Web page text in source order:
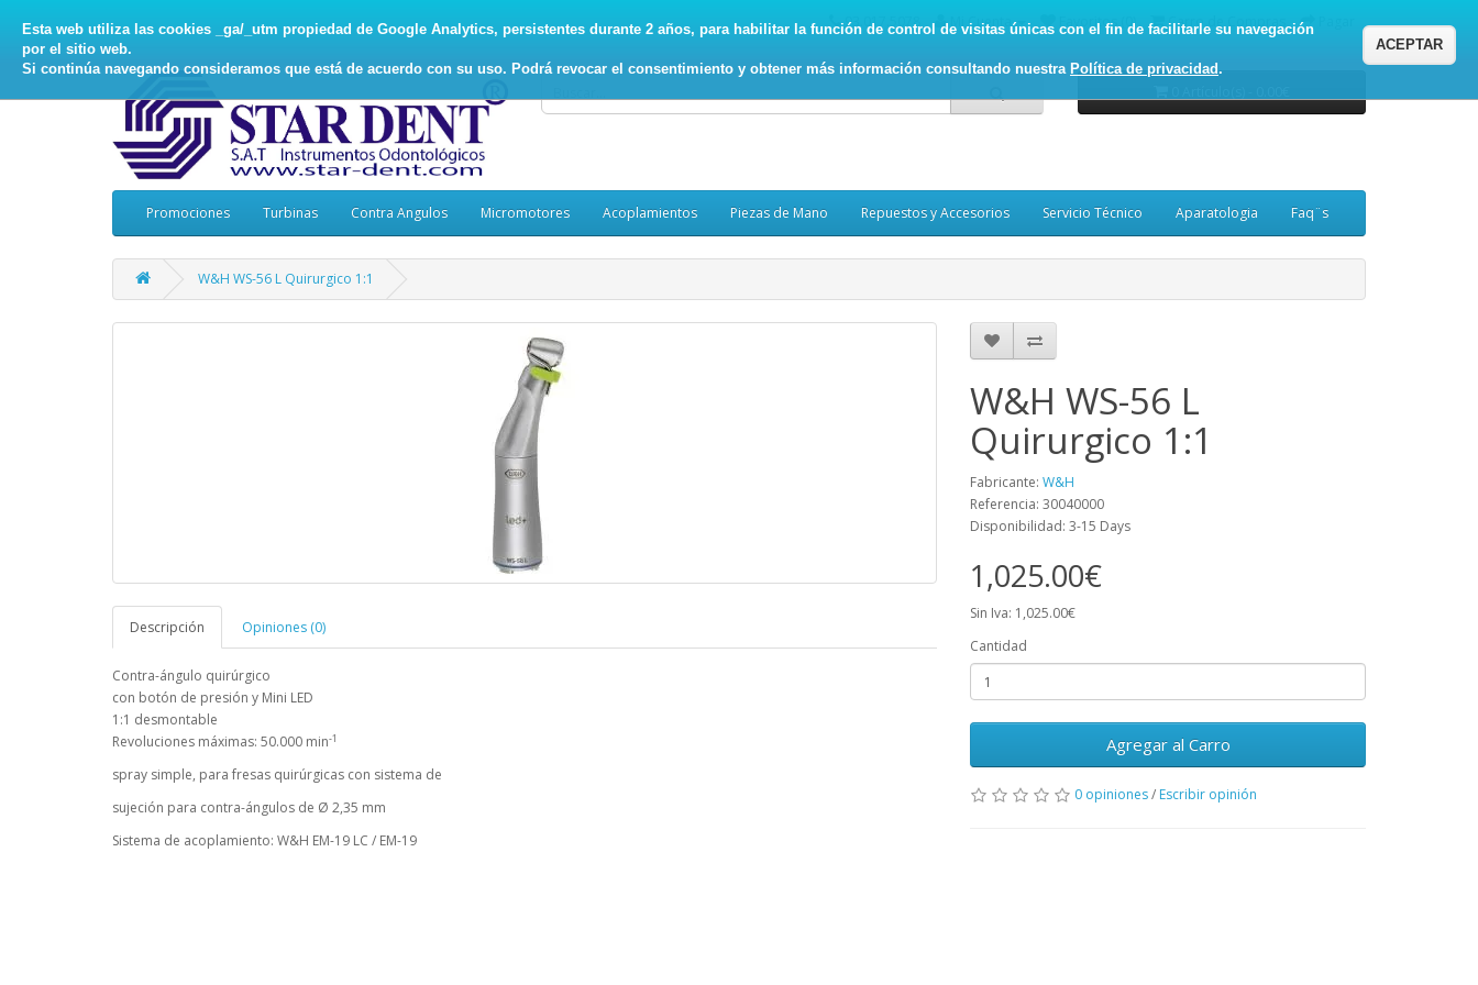
Esta web utiliza las cookies _ga/_utm propiedad de Google Analytics, persistentes durante 2 años, para habilitar la función de control de visitas únicas con el fin de facilitarle su navegación
por el sitio web.
Si continúa navegando consideramos que está de acuerdo con su uso. Podrá revocar el consentimiento y obtener más información consultando nuestra Política de privacidad.
ACEPTAR
93.017.5078 Mi Cuenta Favoritos (0) Carro de Compras
Promociones Turbinas Contra Angulos Micromotores Acoplamientos Piezas de Mano Repuestos y Accesorios Servicio Técnico Aparatologia Faq¨s
W&H WS-56 L Quirurgico 1:1
Descripción Opiniones (0)
Contra-ángulo quirúrgico
con botón de presión y Mini LED
1:1 desmontable
Revoluciones máximas: 50.000 min-1
spray simple, para fresas quirúrgicas con sistema de
sujeción para contra-ángulos de Ø 2,35 mm
Sistema de acoplamiento: W&H EM-19 LC / EM-19
W&H WS-56 L
Quirurgico 1:1
Fabricante: W&H
Referencia: 30040000
Disponibilidad: 3-15 Days
1,025.00€
Sin Iva: 1,025.00€
Cantidad
Agregar al Carro
0 opiniones/ Escribir opinión